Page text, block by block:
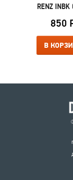
RENZ INBK
850
В